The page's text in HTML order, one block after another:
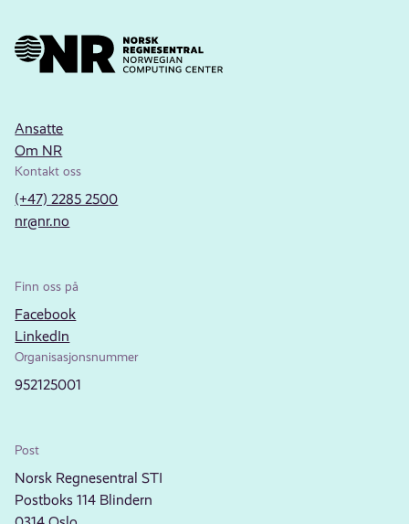
Ansatte
Om NR
Kontakt oss
(+47) 2285 2500
nr@nr.no
Finn oss på
Facebook
LinkedIn
Organisasjonsnummer
952125001
Post
Norsk Regnesentral STI
Postboks 114 Blindern